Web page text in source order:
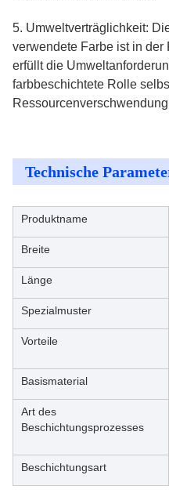
5. Umweltverträglichkeit:
verwendete Farbe ist in
erfüllt die
farbbeschichtete Rolle
Technische
Produktname
Breite
Länge
Spezialmuster
Vorteile
Basismaterial
Art des
Beschichtungsprozesses
Beschichtungsart